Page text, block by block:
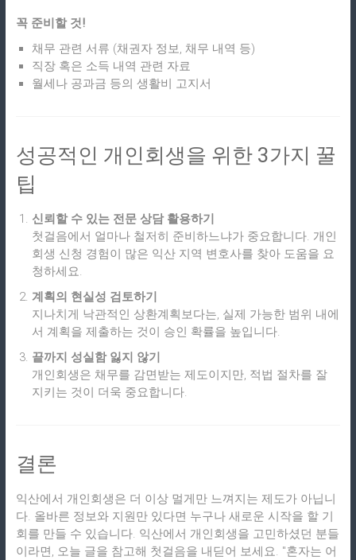
꼭 준비할 것!
채무 관련 서류 (채권자 정보, 채무 내역 등)
직장 혹은 소득 내역 관련 자료
월세나 공과금 등의 생활비 고지서
성공적인 개인회생을 위한 3가지 꿀
팁
신뢰할 수 있는 전문 상담 활용하기
첫걸음에서 얼마나 철저히 준비하느냐가 중요합니다. 개인
회생 신청 경험이 많은 익산 지역 변호사를 찾아 도움을 요
청하세요.
계획의 현실성 검토하기
지나치게 낙관적인 상환계획보다는, 실제 가능한 범위 내에
서 계획을 제출하는 것이 승인 확률을 높입니다.
끝까지 성실함 잃지 않기
개인회생은 채무를 감면받는 제도이지만, 적법 절차를 잘
지키는 것이 더욱 중요합니다.
결론
익산에서 개인회생은 더 이상 멀게만 느껴지는 제도가 아닙니
다. 올바른 정보와 지원만 있다면 누구나 새로운 시작을 할 기
회를 만들 수 있습니다. 익산에서 개인회생을 고민하셨던 분들
이라면, 오늘 글을 참고해 첫걸음을 내딛어 보세요. "혼자는 어